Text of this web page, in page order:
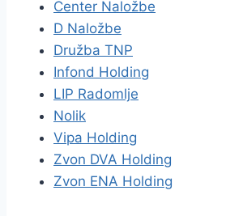
Center Naložbe
D Naložbe
Družba TNP
Infond Holding
LIP Radomlje
Nolik
Vipa Holding
Zvon DVA Holding
Zvon ENA Holding